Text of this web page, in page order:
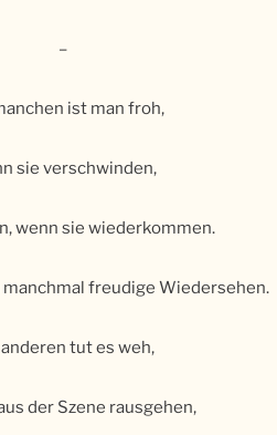
–
ist man froh,
sie verschwinden,
wenn sie wiederkommen.
freudige Wiedersehen.
tut es weh,
der Szene rausgehen,